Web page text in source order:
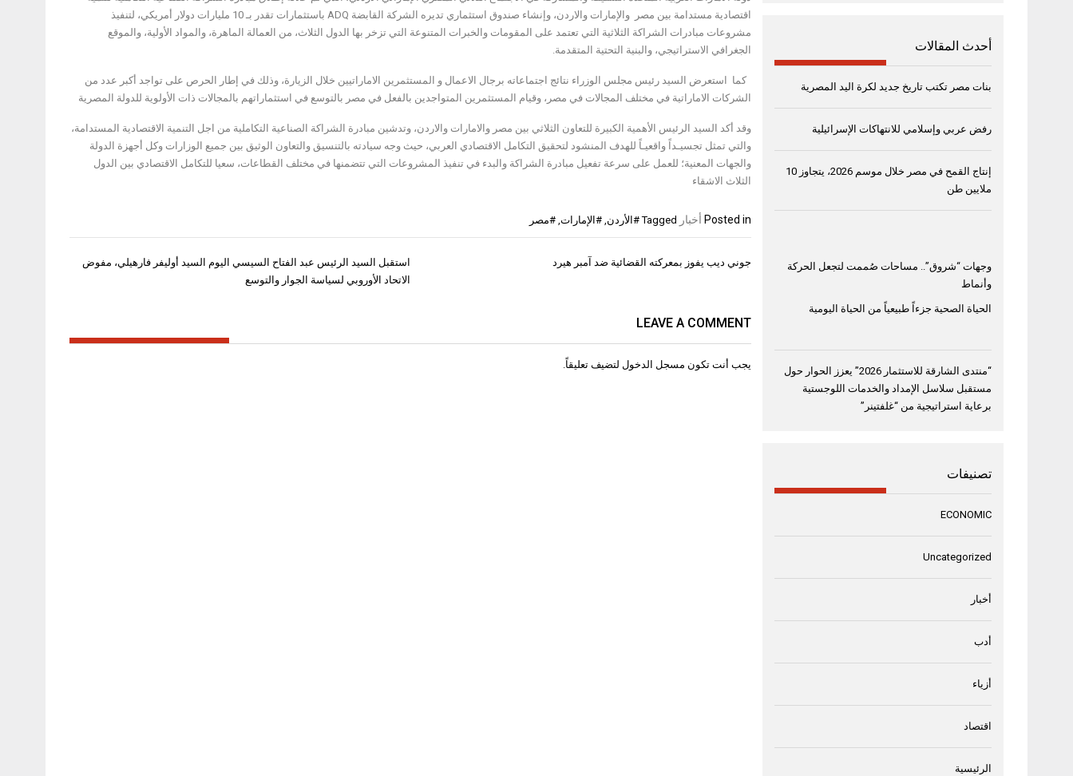
اقتصادية مستدامة بين مصر والإمارات والاردن، وإنشاء صندوق استثماري تديره الشركة القابضة ADQ باستثمارات تقدر بـ 10 مليارات دولار أمريكي، لتنفيذ
مشروعات مبادرات الشراكة الثلاثية التي تعتمد على المقومات والخبرات المتنوعة التي تزخر بها الدول الثلاث، من العمالة الماهرة، والمواد الأولية، والموقع
الجغرافي الاستراتيجي، والبنية التحتية المتقدمة.
كما استعرض السيد رئيس مجلس الوزراء نتائج اجتماعاته برجال الاعمال و المستثمرين الاماراتيين خلال الزيارة، وذلك في إطار الحرص على تواجد أكبر عدد من
الشركات الاماراتية في مختلف المجالات في مصر، وقيام المستثمرين المتواجدين بالفعل في مصر بالتوسع في استثماراتهم بالمجالات ذات الأولوية للدولة المصرية
وقد أكد السيد الرئيس الأهمية الكبيرة للتعاون الثلاثي بين مصر والامارات والاردن، وتدشين مبادرة الشراكة الصناعية التكاملية من اجل التنمية الاقتصادية المستدامة،
والتي تمثل تجسيـداً واقعيـاً للهدف المنشود لتحقيق التكامل الاقتصادي العربي، حيث وجه سيادته بالتنسيق والتعاون الوثيق بين جميع الوزارات وكل أجهزة الدولة
والجهات المعنية؛ للعمل على سرعة تفعيل مبادرة الشراكة والبدء في تنفيذ المشروعات التي تتضمنها في مختلف القطاعات، سعيا للتكامل الاقتصادي بين الدول
الثلاث الاشقاء
Posted in أخبار Tagged #الأردن, #الإمارات, #مصر
تصفّح
استقبل السيد الرئيس عبد الفتاح السيسي اليوم السيد أوليفر فارهيلي، مفوض
الاتحاد الأوروبي لسياسة الجوار والتوسع
جوني ديب يفوز بمعركته القضائية ضد آمبر هيرد
LEAVE A COMMENT
يجب أنت تكون مسجل الدخول لتضيف تعليقاً.
أحدث المقالات
بنات مصر تكتب تاريخ جديد لكرة اليد المصرية
رفض عربي وإسلامي للانتهاكات الإسرائيلية
إنتاج القمح في مصر خلال موسم 2026، يتجاوز 10
ملايين طن
وجهات “شروق”.. مساحات صُممت لتجعل الحركة
وأنماط
الحياة الصحية جزءاً طبيعياً من الحياة اليومية
“منتدى الشارقة للاستثمار 2026” يعزز الحوار حول
مستقبل سلاسل الإمداد والخدمات اللوجستية
برعاية استراتيجية من “غلفتينر”
تصنيفات
ECONOMIC
Uncategorized
أخبار
أدب
أزياء
اقتصاد
الرئيسية